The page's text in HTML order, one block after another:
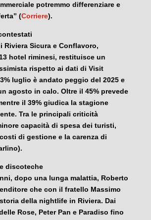
potremmo differenziare e
(Corriere).
Riviera Sicura e Conflavoro,
hotel riminesi, restituisce un
rispetto ai dati di Visit
luglio è andato peggio del 2025 e
agosto in calo. Oltre il 45% prevede
il 39% giudica la stagione
Tra le principali criticità
capacità di spesa dei turisti,
di gestione e la carenza di
discoteche
dopo una lunga malattia, Roberto
che con il fratello Massimo
della nightlife in Riviera. Dai
Rose, Peter Pan e Paradiso fino